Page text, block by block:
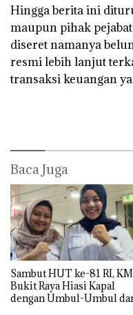
‎Hingga berita ini
maupun pihak
diseret namanya
resmi lebih lanjut
transaksi keuangan
Baca Juga
Sambut HUT ke-81 RI, KM
Bukit Raya Hiasi Kapal
dengan Umbul-Umbul